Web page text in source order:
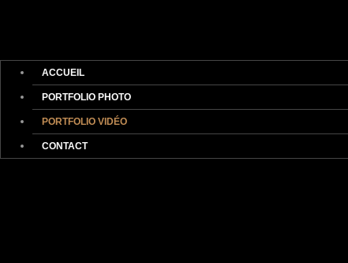
ACCUEIL
PORTFOLIO PHOTO
PORTFOLIO VIDÉO
CONTACT